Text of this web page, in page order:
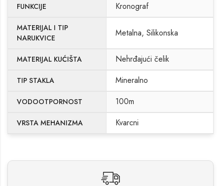
FUNKCIJE Kronograf
MATERIJAL I TIP
NARUKVICE
Metalna, Silikonska
MATERIJAL KUĆIŠTA Nehrđajući čelik
TIP STAKLA Mineralno
VODOOTPORNOST 100m
VRSTA MEHANIZMA Kvarcni